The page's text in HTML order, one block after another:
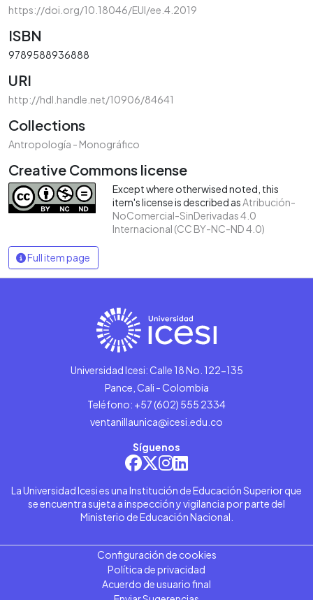
https://doi.org/10.18046/EUI/ee.4.2019
ISBN
9789588936888
URI
http://hdl.handle.net/10906/84641
Collections
Antropología - Monográfico
Creative Commons license
Except where otherwised noted, this
item's license is described asAtribución-
NoComercial-SinDerivadas 4.0
Internacional (CC BY-NC-ND 4.0)
Full item page
Universidad Icesi: Calle 18 No. 122-135
Pance, Cali - Colombia
Teléfono: +57 (602) 555 2334
ventanillaunica@icesi.edu.co
Síguenos
La Universidad Icesi es una Institución de Educación Superior que
se encuentra sujeta a inspección y vigilancia por parte del
Ministerio de Educación Nacional.
Configuración de cookies
Política de privacidad
Acuerdo de usuario final